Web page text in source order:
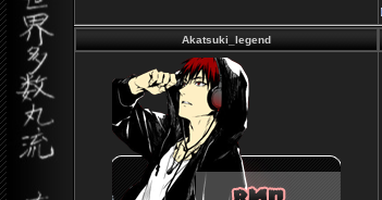
Akatsuki_legend